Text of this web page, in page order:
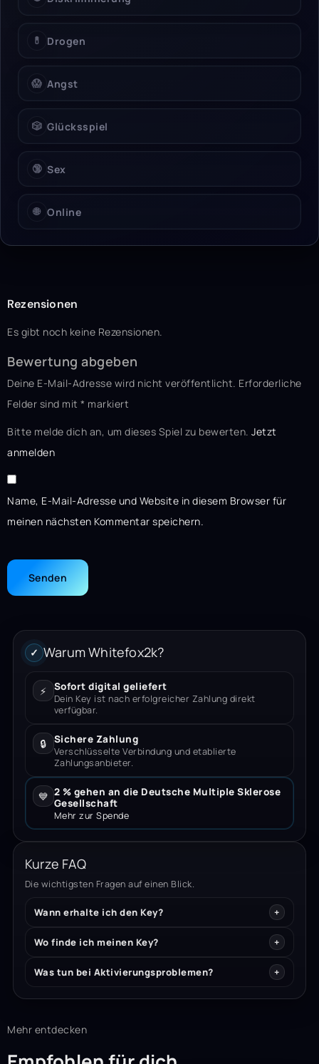
💊 Drogen
😱 Angst
🎲 Glücksspiel
🔞 Sex
🌐 Online
Rezensionen
Es gibt noch keine Rezensionen.
Bewertung abgeben
Deine E-Mail-Adresse wird nicht veröffentlicht. Erforderliche
Felder sind mit * markiert
Bitte melde dich an, um dieses Spiel zu bewerten. Jetzt
anmelden
Name, E-Mail-Adresse und Website in diesem Browser für
meinen nächsten Kommentar speichern.
✓ Warum Whitefox2k?
⚡ Sofort digital geliefert
Dein Key ist nach erfolgreicher Zahlung direkt
verfügbar.
🔒 Sichere Zahlung
Verschlüsselte Verbindung und etablierte
Zahlungsanbieter.
💙 2 % gehen an die Deutsche Multiple Sklerose
Gesellschaft
Mehr zur Spende
Kurze FAQ
Die wichtigsten Fragen auf einen Blick.
Wann erhalte ich den Key?
Wo finde ich meinen Key?
Was tun bei Aktivierungsproblemen?
Mehr entdecken